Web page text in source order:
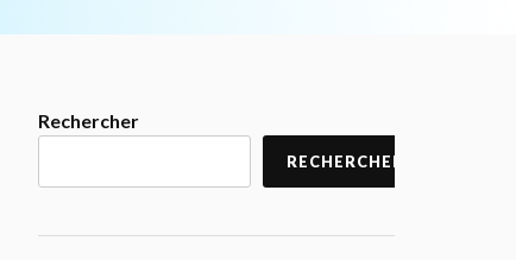
Rechercher
RECHERCHER